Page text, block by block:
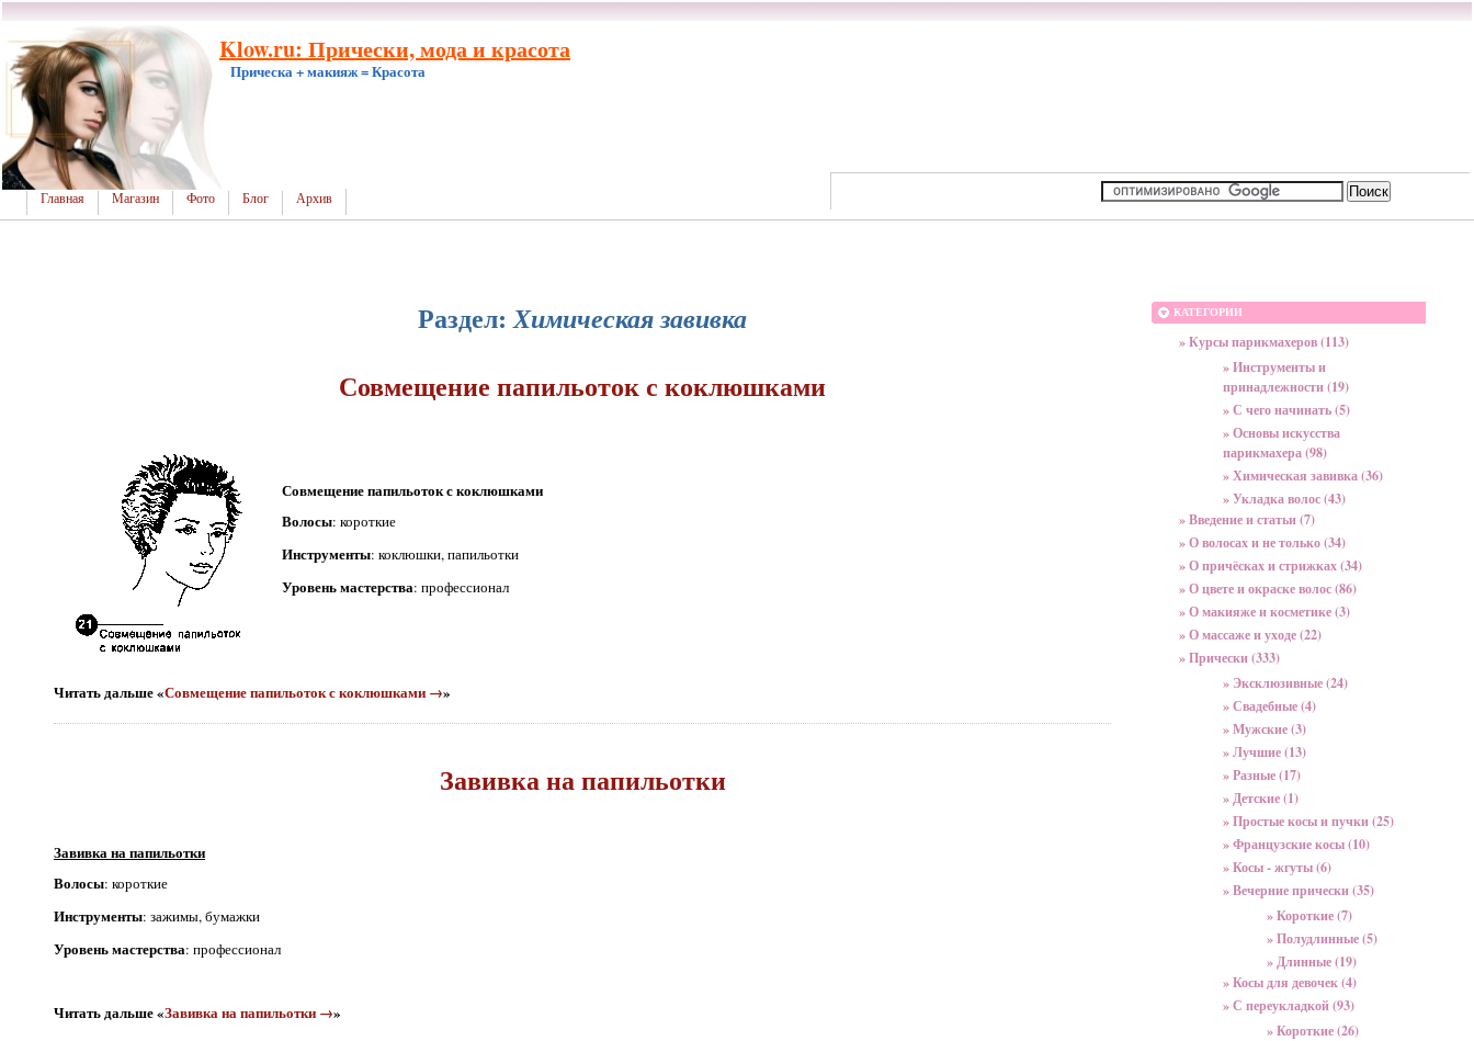
Klow.ru: Прически, мода и красота
Прическа + макияж = Красота
Главная Магазин Фото Блог Архив
Раздел:Химическая завивка
Совмещение папильоток с коклюшками
Совмещение папильоток с коклюшками
Волосы: короткие
Инструменты: коклюшки, папильотки
Уровень мастерства: профессионал
Читать дальше «Совмещение папильоток с коклюшками →»
Завивка на папильотки
Завивка на папильотки
Волосы: короткие
Инструменты: зажимы, бумажки
Уровень мастерства: профессионал
Читать дальше «Завивка на папильотки →»
КАТЕГОРИИ
» Курсы парикмахеров (113)
» Инструменты и
принадлежности (19)
» С чего начинать (5)
» Основы искусства
парикмахера (98)
» Химическая завивка (36)
» Укладка волос (43)
» Введение и статьи (7)
» О волосах и не только (34)
» О причёсках и стрижках (34)
» О цвете и окраске волос (86)
» О макияже и косметике (3)
» О массаже и уходе (22)
» Прически (333)
» Эксклюзивные (24)
» Свадебные (4)
» Мужские (3)
» Лучшие (13)
» Разные (17)
» Детские (1)
» Простые косы и пучки (25)
» Французские косы (10)
» Косы - жгуты (6)
» Вечерние прически (35)
» Короткие (7)
» Полудлинные (5)
» Длинные (19)
» Косы для девочек (4)
» С переукладкой (93)
» Короткие (26)